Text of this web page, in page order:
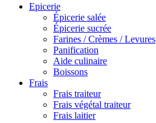
Epicerie
Épicerie salée
Épicerie sucrée
Farines / Crèmes / Levures
Panification
Aide culinaire
Boissons
Frais
Frais traiteur
Frais végétal traiteur
Frais laitier